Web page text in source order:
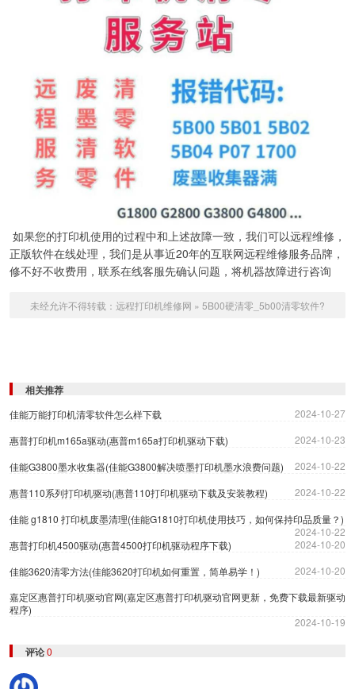
如果您的打印机使用的过程中和上述故障一致，我们可以远程维修，
正版软件在线处理，我们是从事近20年的互联网远程维修服务品牌，
修不好不收费用，联系在线客服先确认问题，将机器故障进行咨询
未经允许不得转载： 远程打印机维修网 » 5B00硬清零_5b00清零软件?
相关推荐
佳能万能打印机清零软件怎么样下载
2024-10-27
惠普打印机m165a驱动(惠普m165a打印机驱动下载)
2024-10-23
佳能G3800墨水收集器(佳能G3800解决喷墨打印机墨水浪费问题)
2024-10-22
惠普110系列打印机驱动(惠普110打印机驱动下载及安装教程)
2024-10-22
佳能 g1810 打印机废墨清理(佳能G1810打印机使用技巧，如何保持印品质量？)
2024-10-22
惠普打印机4500驱动(惠普4500打印机驱动程序下载)
2024-10-20
佳能3620清零方法(佳能3620打印机如何重置，简单易学！)
2024-10-20
嘉定区惠普打印机驱动官网(嘉定区惠普打印机驱动官网更新，免费下载最新驱动
程序)
2024-10-19
评论0